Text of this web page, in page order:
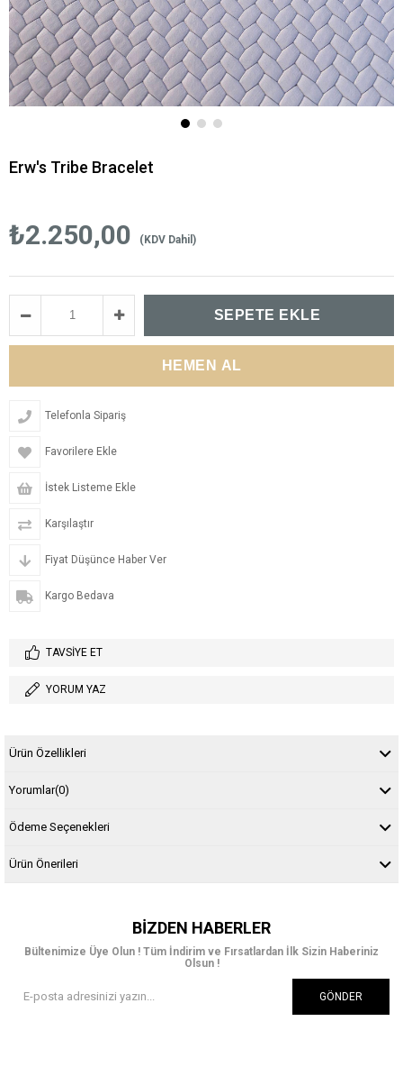
Erw's Tribe Bracelet
₺2.250,00 (KDV Dahil)
Telefonla Sipariş
Favorilere Ekle
İstek Listeme Ekle
Karşılaştır
Fiyat Düşünce Haber Ver
Kargo Bedava
TAVSIYE ET
YORUM YAZ
Ürün Özellikleri
Yorumlar(0)
Ödeme Seçenekleri
Ürün Önerileri
BIZDEN HABERLER
Bültenimize Üye Olun ! Tüm İndirim ve Fırsatlardan İlk Sizin Haberiniz
Olsun !
GÖNDER